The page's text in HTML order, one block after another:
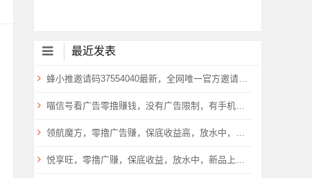
最近发表
蜂小推邀请码37554040最新，全网唯一官方邀请码公开！
喵信号看广告零撸赚钱，没有广告限制，有手机就能每天看广告赚钱！
领航魔方，零撸广告赚，保底收益高，放水中，新品上线，
悦享旺，零撸广赚，保底收益，放水中，新品上线，